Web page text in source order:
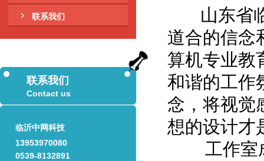
联系我们
联系我们
Contact us
临沂中网科技
13953970080
0539-8132891
山东省临
道合的信念
算机专业教
和谐的工作
念，将视觉
想的设计才
工作室成